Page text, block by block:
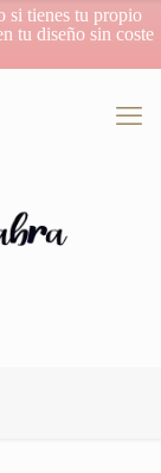
si tienes tu propio
tu diseño sin coste